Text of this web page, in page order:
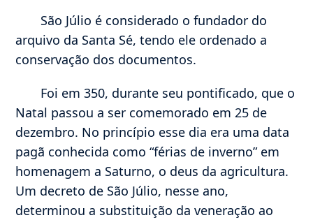
São Júlio é considerado o fundador do
arquivo da Santa Sé, tendo ele ordenado a
conservação dos documentos.
Foi em 350, durante seu pontificado, que o
Natal passou a ser comemorado em 25 de
dezembro. No princípio esse dia era uma data
pagã conhecida como “férias de inverno” em
homenagem a Saturno, o deus da agricultura.
Um decreto de São Júlio, nesse ano,
determinou a substituição da veneração ao